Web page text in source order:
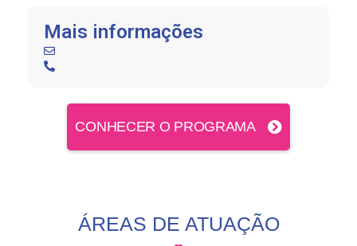
Mais informações
CONHECER O PROGRAMA
ÁREAS DE ATUAÇÃO